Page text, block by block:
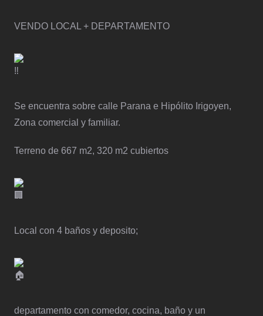
VENDO LOCAL + DEPARTAMENTO
Se encuentra sobre calle Parana e Hipólito Irigoyen,
Zona comercial y familiar.
Terreno de 667 m2, 320 m2 cubiertos
Local con 4 baños y deposito;
departamento con comedor, cocina, baño y un